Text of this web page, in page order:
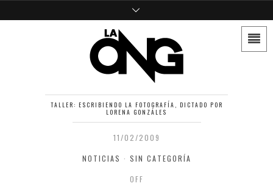
TALLER: ESCRIBIENDO LA FOTOGRAFÍA, DICTADO POR
LORENA GONZÁLES
11/02/2009
NOTICIAS · SIN CATEGORÍA
OFF